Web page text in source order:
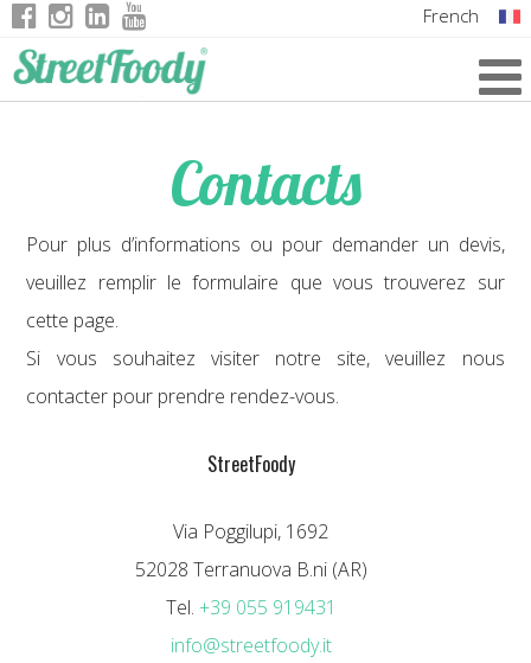
French
Contacts
Pour plus d’informations ou pour demander un devis,
veuillez remplir le formulaire que vous trouverez sur
cette page.
Si vous souhaitez visiter notre site, veuillez nous
contacter pour prendre rendez-vous.
StreetFoody
Via Poggilupi, 1692
52028 Terranuova B.ni (AR)
Tel. +39 055 919431
info@streetfoody.it